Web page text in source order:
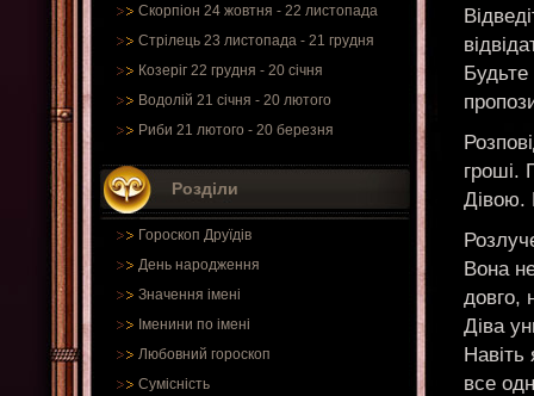
Скорпіон 24 жовтня - 22 листопада
Стрілець 23 листопада - 21 грудня
Козеріг 22 грудня - 20 січня
Водолій 21 січня - 20 лютого
Риби 21 лютого - 20 березня
Розділи
Гороскоп Друїдів
День народження
Значення імені
Іменини по імені
Любовний гороскоп
Сумісність
Будьте
гроші.
Дівою.
Вона
довго,
Діва
все